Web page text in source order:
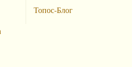
Топос-Блог